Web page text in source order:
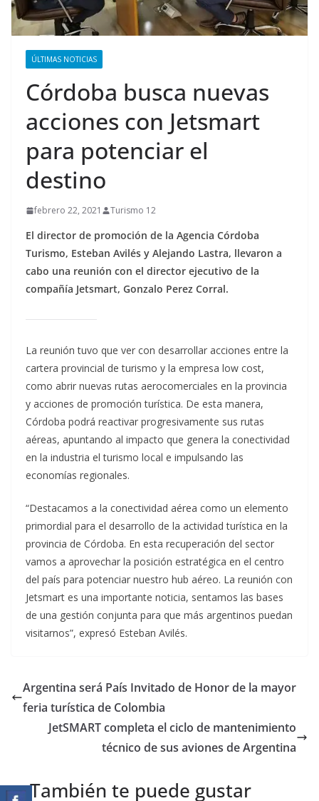
ÚLTIMAS NOTICIAS
Córdoba busca nuevas
acciones con Jetsmart
para potenciar el
destino
febrero 22, 2021 Turismo 12
El director de promoción de la Agencia Córdoba
Turismo, Esteban Avilés y Alejando Lastra, llevaron a
cabo una reunión con el director ejecutivo de la
compañía Jetsmart, Gonzalo Perez Corral.
La reunión tuvo que ver con desarrollar acciones entre la
cartera provincial de turismo y la empresa low cost,
como abrir nuevas rutas aerocomerciales en la provincia
y acciones de promoción turística. De esta manera,
Córdoba podrá reactivar progresivamente sus rutas
aéreas, apuntando al impacto que genera la conectividad
en la industria el turismo local e impulsando las
economías regionales.
“Destacamos a la conectividad aérea como un elemento
primordial para el desarrollo de la actividad turística en la
provincia de Córdoba. En esta recuperación del sector
vamos a aprovechar la posición estratégica en el centro
del país para potenciar nuestro hub aéreo. La reunión con
Jetsmart es una importante noticia, sentamos las bases
de una gestión conjunta para que más argentinos puedan
visitarnos”, expresó Esteban Avilés.
Argentina será País Invitado de Honor de la mayor
feria turística de Colombia
JetSMART completa el ciclo de mantenimiento
técnico de sus aviones de Argentina
También te puede gustar